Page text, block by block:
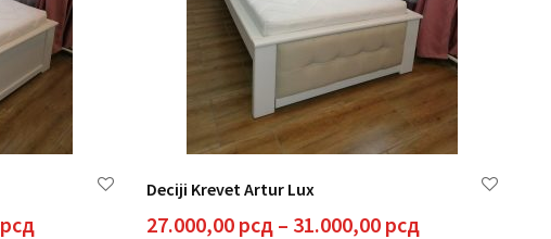
рсдRaspon
Deciji Krevet Artur Lux
27.000,00 рсд – 31.000,00 рсдRaspon